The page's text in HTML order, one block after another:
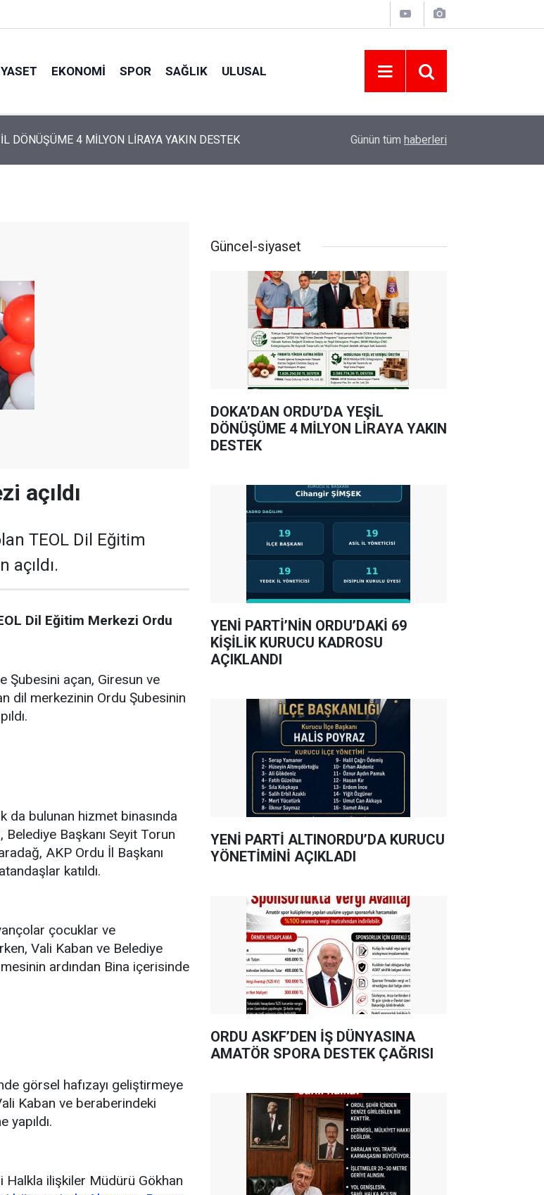
EKONOMI SPOR SAĞLIK ULUSAL
69 KİŞİLİK KURUCU KADROSU AÇIKLANDI YENİ PARTİ ALTINORDU’DA KURUCU
Günün tüm haberleri
açıldı
TEOL Dil Eğitim
açıldı.
Dil Eğitim Merkezi Ordu
Şubesini açan, Giresun ve
dil merkezinin Ordu Şubesinin
da bulunan hizmet binasında
Belediye Başkanı Seyit Torun
AKP Ordu İl Başkanı
katıldı.
çocuklar ve
Vali Kaban ve Belediye
ardından Bina içerisinde
görsel hafızayı geliştirmeye
Kaban ve beraberindeki
yapıldı.
ilişkiler Müdürü Gökhan
Güncel-siyaset
DOKA’DAN ORDU’DA YEŞİL
DÖNÜŞÜME 4 MİLYON LİRAYA YAKIN
DESTEK
YENİ PARTİ’NİN ORDU’DAKİ 69
KİŞİLİK KURUCU KADROSU
AÇIKLANDI
YENİ PARTİ ALTINORDU’DA KURUCU
YÖNETİMİNİ AÇIKLADI
ORDU ASKF’DEN İŞ DÜNYASINA
AMATÖR SPORA DESTEK ÇAĞRISI